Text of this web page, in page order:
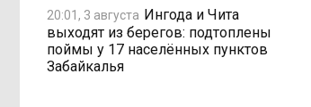
20:01, 3 августа Ингода и Чита
выходят из берегов: подтоплены
поймы у 17 населённых пунктов
Забайкалья